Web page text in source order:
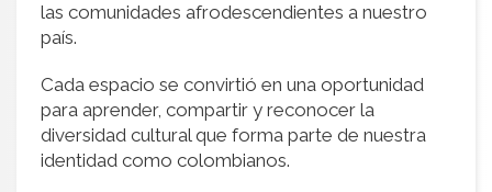
las comunidades afrodescendientes a nuestro
país.
Cada espacio se convirtió en una oportunidad
para aprender, compartir y reconocer la
diversidad cultural que forma parte de nuestra
identidad como colombianos.